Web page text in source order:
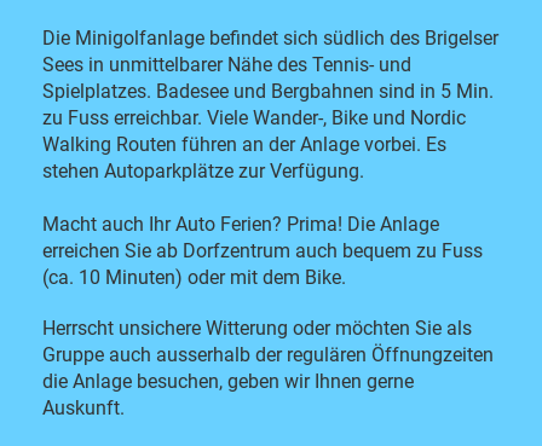
Die Minigolfanlage befindet sich südlich des Brigelser
Sees in unmittelbarer Nähe des Tennis- und
Spielplatzes. Badesee und Bergbahnen sind in 5 Min.
zu Fuss erreichbar. Viele Wander-, Bike und Nordic
Walking Routen führen an der Anlage vorbei. Es
stehen Autoparkplätze zur Verfügung.
Macht auch Ihr Auto Ferien? Prima! Die Anlage
erreichen Sie ab Dorfzentrum auch bequem zu Fuss
(ca. 10 Minuten) oder mit dem Bike.
Herrscht unsichere Witterung oder möchten Sie als
Gruppe auch ausserhalb der regulären Öffnungzeiten
die Anlage besuchen, geben wir Ihnen gerne
Auskunft.